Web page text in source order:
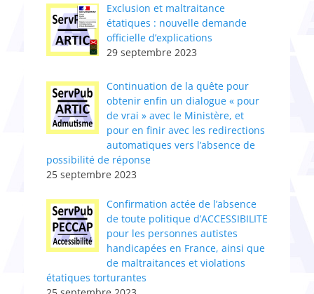
Exclusion et maltraitance
étatiques : nouvelle demande
officielle d’explications
29 septembre 2023
Continuation de la quête pour
obtenir enfin un dialogue « pour
de vrai » avec le Ministère, et
pour en finir avec les redirections
automatiques vers l’absence de
possibilité de réponse
25 septembre 2023
Confirmation actée de l’absence
de toute politique d’ACCESSIBILITE
pour les personnes autistes
handicapées en France, ainsi que
de maltraitances et violations
étatiques torturantes